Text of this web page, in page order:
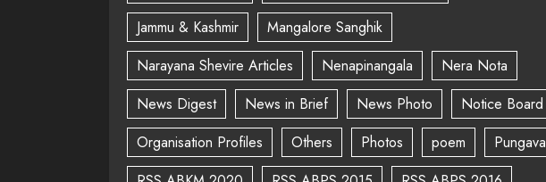
Jammu & Kashmir
Mangalore Sanghik
Narayana Shevire Articles
Nenapinangala
Nera Nota
News Digest
News in Brief News Photo
Notice Board
Organisation Profiles
Others Photos poem
Pungava